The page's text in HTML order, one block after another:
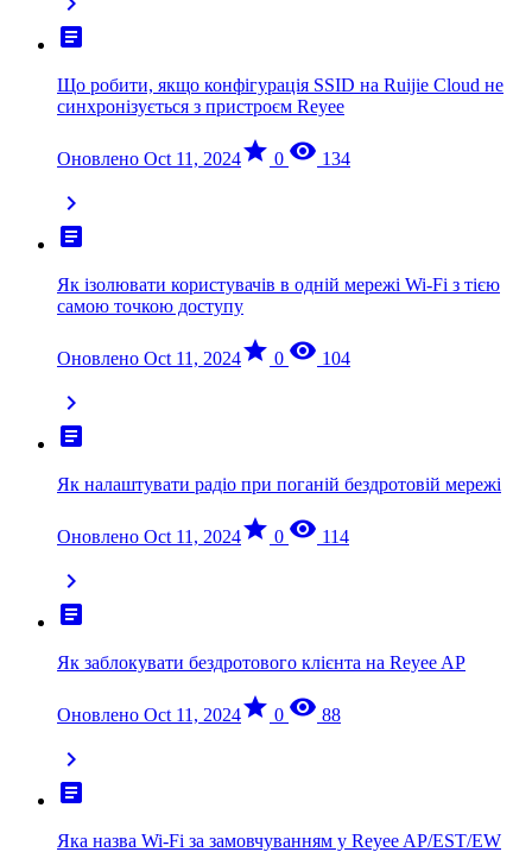
article
Що робити, якщо конфігурація SSID на Ruijie Cloud не
синхронізується з пристроєм Reyee
Оновлено Oct 11, 2024star 0 visibility 134
chevron_right
article
Як ізолювати користувачів в одній мережі Wi-Fi з тією
самою точкою доступу
Оновлено Oct 11, 2024star 0 visibility 104
chevron_right
article
Як налаштувати радіо при поганій бездротовій мережі
Оновлено Oct 11, 2024star 0 visibility 114
chevron_right
article
Як заблокувати бездротового клієнта на Reyee AP
Оновлено Oct 11, 2024star 0 visibility 88
chevron_right
article
Яка назва Wi-Fi за замовчуванням у Reyee AP/EST/EW